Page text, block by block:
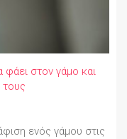
στον γάμο και
ενός γάμου στις